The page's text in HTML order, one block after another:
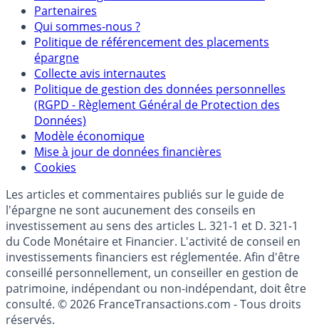
Partenaires
Qui sommes-nous ?
Politique de référencement des placements
épargne
Collecte avis internautes
Politique de gestion des données personnelles
(RGPD - Règlement Général de Protection des
Données)
Modèle économique
Mise à jour de données financières
Cookies
Les articles et commentaires publiés sur le guide de
l'épargne ne sont aucunement des conseils en
investissement au sens des articles L. 321-1 et D. 321-1
du Code Monétaire et Financier. L'activité de conseil en
investissements financiers est réglementée. Afin d'être
conseillé personnellement, un conseiller en gestion de
patrimoine, indépendant ou non-indépendant, doit être
consulté. © 2026 FranceTransactions.com - Tous droits
réservés.